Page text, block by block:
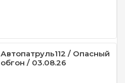
Автопатруль112 / Опасный
обгон / 03.08.26